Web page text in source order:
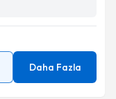
Daha Fazla